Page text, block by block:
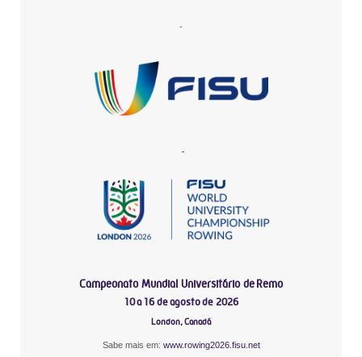
-
-
Campeonato Mundial Universitário de Remo
10 a 16 de agosto de 2026
London, Canadá
Sabe mais em: www.rowing2026.fisu.net